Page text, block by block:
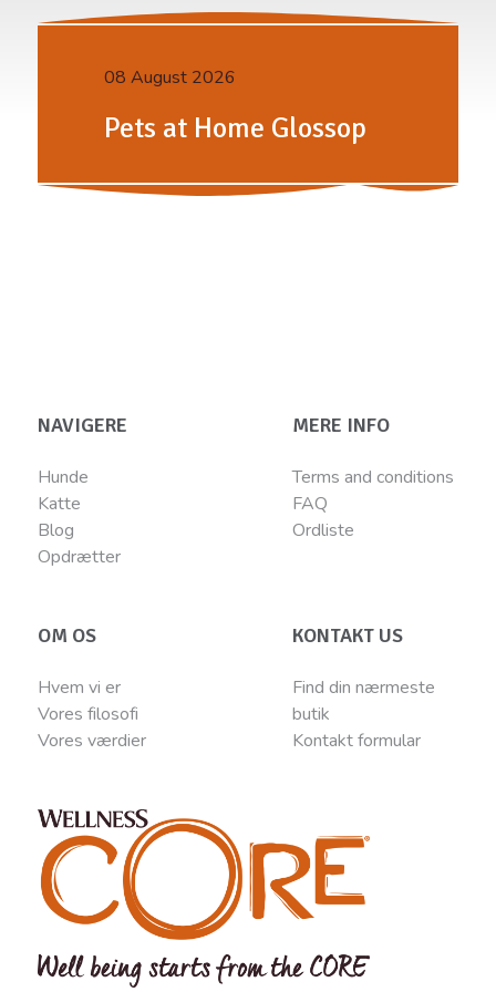
08 August 2026
Pets at Home Glossop
NAVIGERE
Hunde
Katte
Blog
Opdrætter
MERE INFO
Terms and conditions
FAQ
Ordliste
OM OS
Hvem vi er
Vores filosofi
Vores værdier
KONTAKT US
Find din nærmeste
butik
Kontaktformular